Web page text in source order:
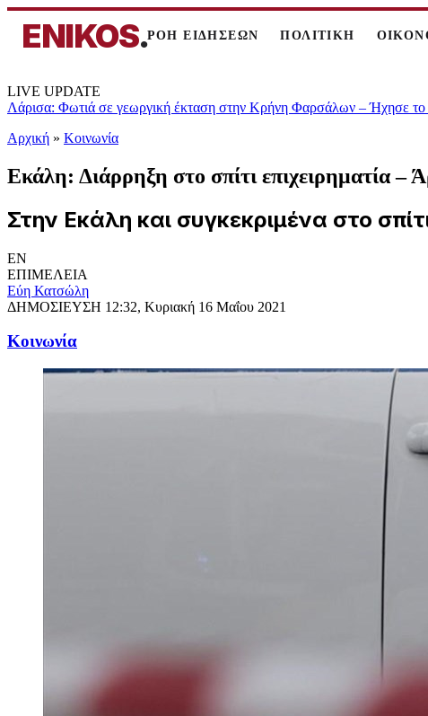
ENIKOS.ΡΟΗ ΕΙΔΗΣΕΩΝ ΠΟΛΙΤΙΚΗ
LIVE UPDATE
Λάρισα: Φωτιά σε γεωργική έκταση στην Κρήνη Φαρσάλων – Ήχησε το
Αρχική » Κοινωνία
Εκάλη: Διάρρηξη στο σπίτι επιχειρηματία
Στην Εκάλη και συγκεκριμένα στο
EN
ΕΠΙΜΕΛΕΙΑ
Εύη Κατσώλη
ΔΗΜΟΣΙΕΥΣΗ 12:32, Κυριακή 16 Μαΐου 2021
Κοινωνία